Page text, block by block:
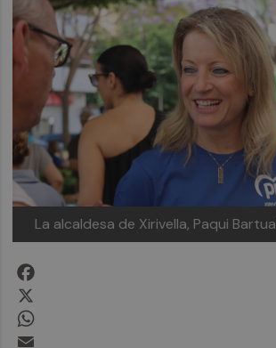
La alcaldesa de Xirivella, Paqui